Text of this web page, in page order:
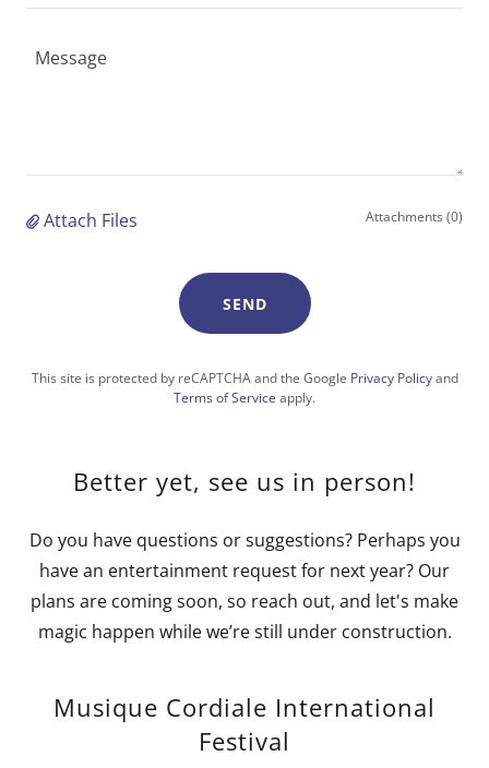
Attach Files Attachments (0)
SEND
This site is protected by reCAPTCHA and the Google Privacy Policyand
Terms of Service apply.
Better yet, see us in person!
Do you have questions or suggestions? Perhaps you
have an entertainment request for next year? Our
plans are coming soon, so reach out, and let's make
magic happen while we’re still under construction.
Musique Cordiale International
Festival